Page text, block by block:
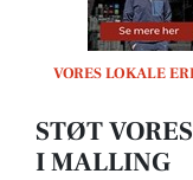
VORES LOKALE
STØT
I MALLING